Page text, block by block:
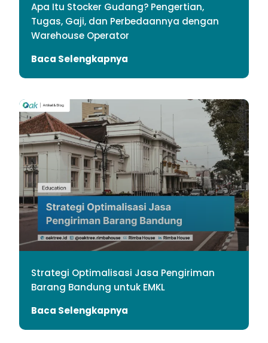
Apa Itu Stocker Gudang? Pengertian,
Tugas, Gaji, dan Perbedaannya dengan
Warehouse Operator
Baca Selengkapnya
Strategi Optimalisasi Jasa Pengiriman
Barang Bandung untuk EMKL
Baca Selengkapnya